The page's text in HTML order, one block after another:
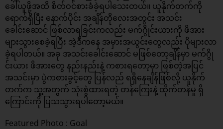
ခေါ်ယူဖို့အထိ စိတ်ဝင်စားခံခဲ့ရပါသေးတယ်။ ယူနိုက်တက်ကို
ရောက်ရှိပြီး နောက်ပိုင်း အချိန်တိုလေးအတွင်း အသင်း
ခေါင်းဆောင် ဖြစ်လာရခြင်းကလည်း မက်ဂွိုင်းယားကို ဖိအား
များသွားစေခဲ့ရပြီး အဲ့ဒီကနေ အမှားအယွင်းတွေလည်း ပိုများလာ
ခဲ့ရပါတယ်။ အခု အသင်းခေါင်းဆောင် မဖြစ်တော့ချိန်မှာ မက်ဂွို
င်းယား ဖိအားတွေ နည်းနည်းနဲ့ ကစားရတော့မှာ ဖြစ်တဲ့အပြင်
အသင်းမှာ ပွဲကစားခွင့်တွေ ပြန်လည် ရရှိနေချိန်ဖြစ်လို့ ယူနိုက်
တက်က သူ့အတွက် သုံးစွဲထားရတဲ့ တန်ကြေးနဲ့ ထိုက်တန်မှု ရှိ
ကြောင်းကို ပြသသွားရပါတော့မယ်။
Featured Photo : Goal